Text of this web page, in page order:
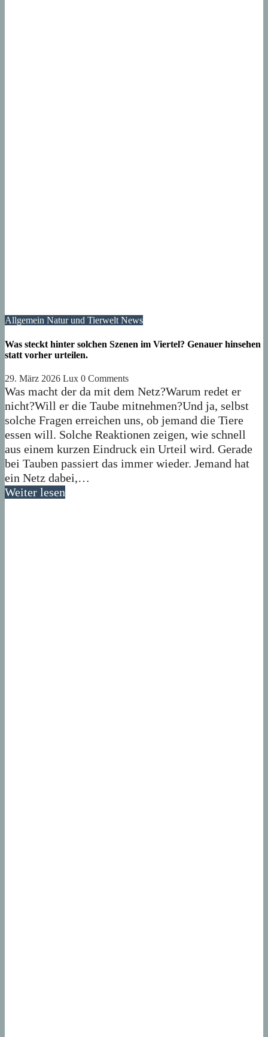
Allgemein Natur und Tierwelt News
Was steckt hinter solchen Szenen im Viertel? Genauer hinsehen
statt vorher urteilen.
29. März 2026 Lux 0 Comments
Was macht der da mit dem Netz?Warum redet er
nicht?Will er die Taube mitnehmen?Und ja, selbst
solche Fragen erreichen uns, ob jemand die Tiere
essen will. Solche Reaktionen zeigen, wie schnell
aus einem kurzen Eindruck ein Urteil wird. Gerade
bei Tauben passiert das immer wieder. Jemand hat
ein Netz dabei,…
Weiter lesen